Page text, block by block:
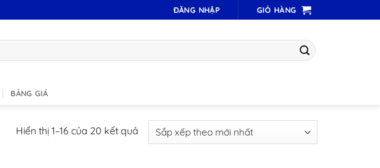
ĐĂNG NHẬP GIỎ HÀNG
BẢNG GIÁ
Hiển thị 1–16 của 20 kết quảĐã
sắp